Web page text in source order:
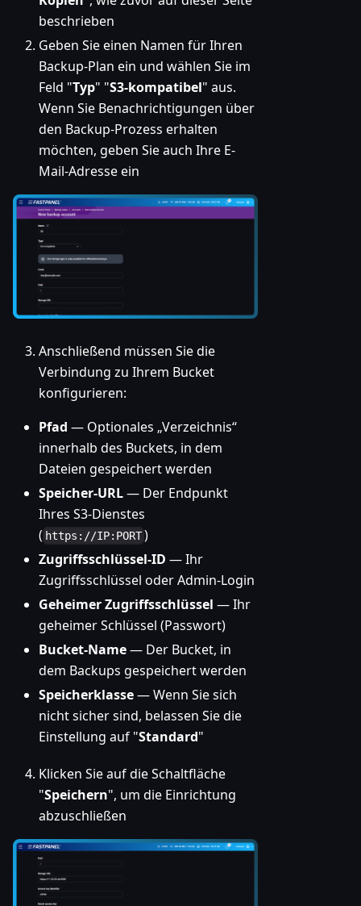
beschrieben
Geben Sie einen Namen für Ihren
Backup-Plan ein und wählen Sie im
Feld "Typ" "S3-kompatibel" aus.
Wenn Sie Benachrichtigungen über
den Backup-Prozess erhalten
möchten, geben Sie auch Ihre E-
Mail-Adresse ein
Anschließend müssen Sie die
Verbindung zu Ihrem Bucket
konfigurieren:
Pfad — Optionales „Verzeichnis“
innerhalb des Buckets, in dem
Dateien gespeichert werden
Speicher-URL— Der Endpunkt
Ihres S3-Dienstes
( https://IP:PORT)
Zugriffsschlüssel-ID — Ihr
Zugriffsschlüssel oder Admin-Login
Geheimer Zugriffsschlüssel — Ihr
geheimer Schlüssel (Passwort)
Bucket-Name— Der Bucket, in
dem Backups gespeichert werden
Speicherklasse— Wenn Sie sich
nicht sicher sind, belassen Sie die
Einstellung auf "Standard"
Klicken Sie auf die Schaltfläche
"Speichern", um die Einrichtung
abzuschließen